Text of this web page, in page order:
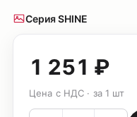
Серия SHINE
1 251 ₽
Цена с НДС · за 1 шт